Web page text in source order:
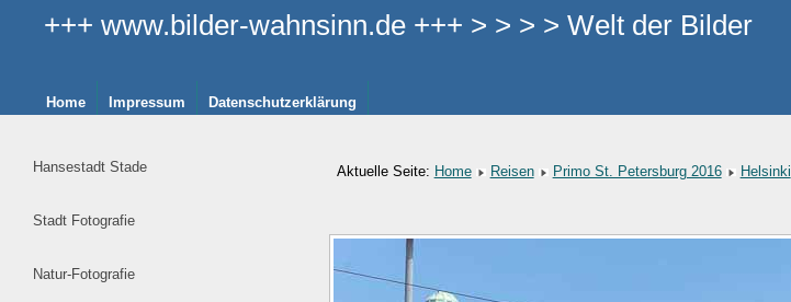
+++ www.bilder-wahnsinn.de +++ > > > > Welt der Bilder
Home Impressum Datenschutzerklärung
Hansestadt Stade
Stadt Fotografie
Natur-Fotografie
Aktuelle Seite: Home Reisen Primo St. Petersburg 2016 Helsinki